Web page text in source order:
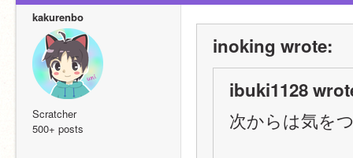
kakurenbo
Scratcher
500+ posts
inoking wrote:
ibuki1128
次からは気を